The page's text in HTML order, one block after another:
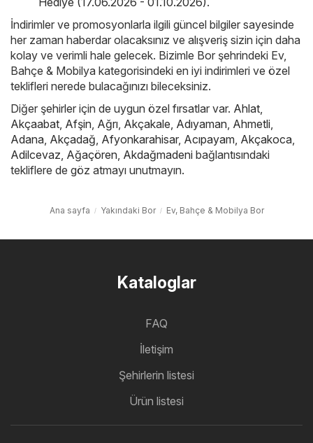
İndirimler ve promosyonlarla ilgili güncel bilgiler sayesinde
her zaman haberdar olacaksınız ve alışveriş sizin için daha
kolay ve verimli hale gelecek. Bizimle Bor şehrindeki Ev,
Bahçe & Mobilya kategorisindeki en iyi indirimleri ve özel
teklifleri nerede bulacağınızı bileceksiniz.
Diğer şehirler için de uygun özel fırsatlar var. Ahlat
Akçaabat Afşin Ağrı Akçakale Adıyaman Ahmetli
Adana Akçadağ Afyonkarahisar, Acıpayam Akçakoca
Adilcevaz Ağaçören Akdağmadeni bağlantısındaki
tekliflere de göz atmayı unutmayın.
Ana sayfa Yakındaki Bor Ev, Bahçe & Mobilya Bor
Kataloglar
FAQ
İletişim
Şehirlerin listesi
Ürün listesi